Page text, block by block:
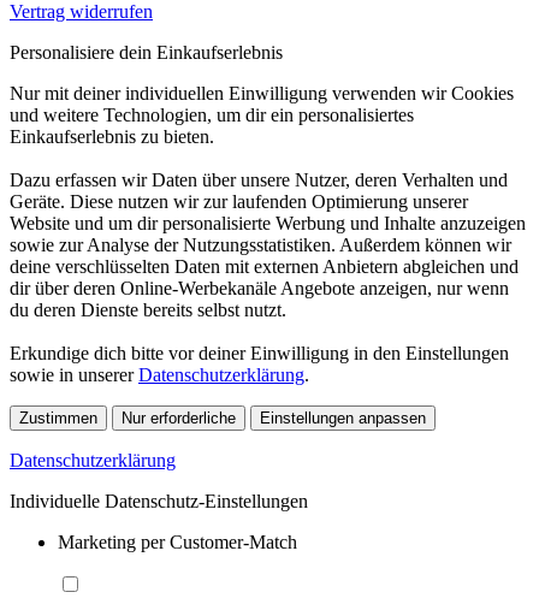
Vertrag widerrufen
Personalisiere dein Einkaufserlebnis
Nur mit deiner individuellen Einwilligung verwenden wir Cookies
und weitere Technologien, um dir ein personalisiertes
Einkaufserlebnis zu bieten.
Dazu erfassen wir Daten über unsere Nutzer, deren Verhalten und
Geräte. Diese nutzen wir zur laufenden Optimierung unserer
Website und um dir personalisierte Werbung und Inhalte anzuzeigen
sowie zur Analyse der Nutzungsstatistiken. Außerdem können wir
deine verschlüsselten Daten mit externen Anbietern abgleichen und
dir über deren Online-Werbekanäle Angebote anzeigen, nur wenn
du deren Dienste bereits selbst nutzt.
Erkundige dich bitte vor deiner Einwilligung in den Einstellungen
sowie in unsererDatenschutzerklärung.
Zustimmen Nur erforderliche Einstellungen anpassen
Datenschutzerklärung
Individuelle Datenschutz-Einstellungen
Marketing per Customer-Match